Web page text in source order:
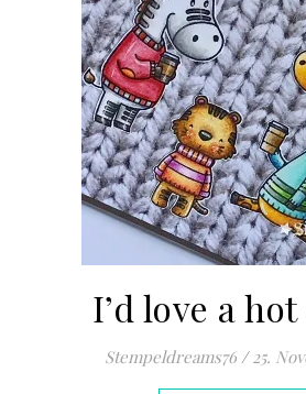
I’d love a
Stempeldreams76 / 25.